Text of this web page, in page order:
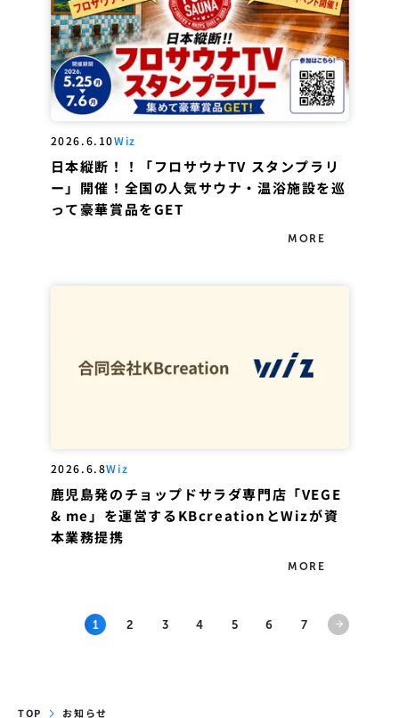
2026.6.10Wiz
日本縦断！！「フロサウナTV スタンプラリ
ー」開催！全国の人気サウナ・温浴施設を巡
って豪華賞品をGET
MORE
2026.6.8Wiz
鹿児島発のチョップドサラダ専門店「VEGE
& me」を運営するKBcreationとWizが資
本業務提携
MORE
1 2 3 4 5 6 7
TOP お知らせ